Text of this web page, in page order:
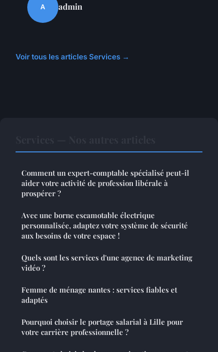
A admin
Voir tous les articles Services →
Comment un expert-comptable spécialisé peut-il
aider votre activité de profession libérale à
prospérer ?
Avec une borne escamotable électrique
personnalisée, adaptez votre système de sécurité
aux besoins de votre espace !
Quels sont les services d'une agence de marketing
vidéo ?
Femme de ménage nantes : services fiables et
adaptés
Pourquoi choisir le portage salarial à Lille pour
votre carrière professionnelle ?